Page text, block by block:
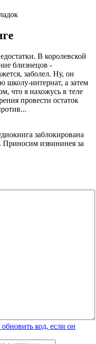
В королевской
близнецов -
заболел. Ну, он
школу-интернат, а затем
что я нахожусь в теле
провести остаток
заблокирована
Приносим извининея за